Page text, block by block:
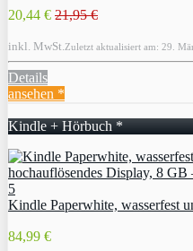
20,44 € 21,95 €
inkl. MwSt. Zuletzt aktualisiert am: 29.
Details
ansehen *
Kindle + Hörbuch *
Kindle Paperwhite, wasserfest
84,99 €